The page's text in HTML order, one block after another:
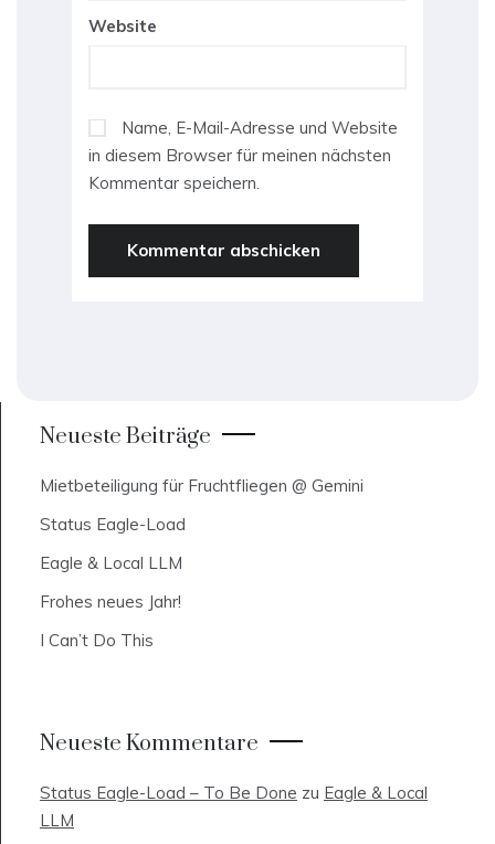
Website
Name, E-Mail-Adresse und Website
in diesem Browser für meinen nächsten
Kommentar speichern.
Neueste Beiträge
Mietbeteiligung für Fruchtfliegen @ Gemini
Status Eagle-Load
Eagle & Local LLM
Frohes neues Jahr!
I Can’t Do This
Neueste Kommentare
Status Eagle-Load – To Be Done zu Eagle & Local
LLM